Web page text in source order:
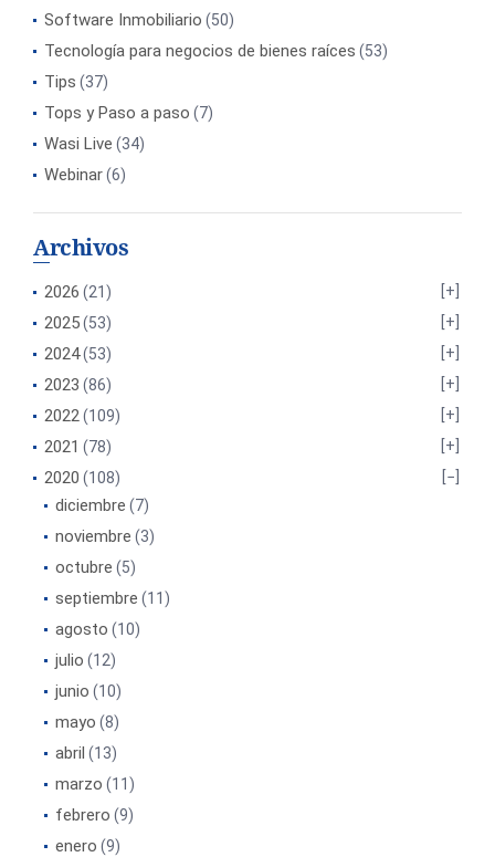
Software Inmobiliario (50)
Tecnología para negocios de bienes raíces (53)
Tips (37)
Tops y Paso a paso (7)
Wasi Live (34)
Webinar(6)
Archivos
2026 (21)
2025(53)
2024(53)
2023 (86)
2022(109)
2021 (78)
2020 (108)
diciembre (7)
noviembre (3)
octubre (5)
septiembre (11)
agosto (10)
julio (12)
junio (10)
mayo (8)
abril (13)
marzo (11)
febrero (9)
enero (9)